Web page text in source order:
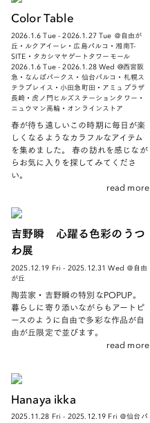
Color Table
2026.1.6 Tue - 2026.1.27 Tue ＠自由が
丘・ルクアイーレ・広島パルコ・湘南T-
SITE・タカシマヤゲートタワーモール
2026.1.6 Tue - 2026.1.28 Wed @西宮阪
急・なんばパークス・仙台パルコ・札幌ス
テラプレイス・小田急町田・アミュプラザ
長崎・虎ノ門ヒルズステーションタワー・
ニュウマン高輪・オンラインストア
春が待ち遠しいこの時期に毎日が楽
しくなるようなカラフルなアイテム
を集めました。 春の訪れを感じなが
らお気に入りを探してみてくださ
い。
read more
吉野瞬 心躍る色彩のうつ
わ展
2025.12.19 Fri - 2025.12.31 Wed ＠自由
が丘
陶芸家・吉野瞬の特別なPOPUP。
暮らしに寄り添いながらもアートピ
ースのように自由で多彩な作品が自
由が丘限定で並びます。
read more
Hanaya ikka
2025.11.28 Fri - 2025.12.19 Fri ＠仙台パ